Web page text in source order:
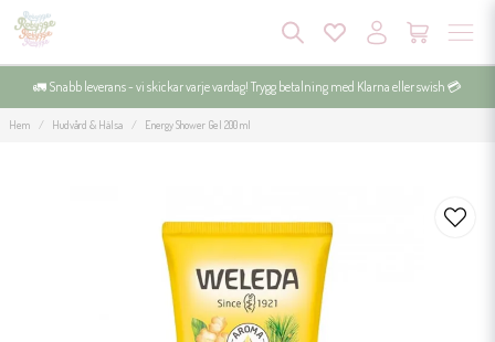
🚛 Snabb leverans - vi skickar varje vardag! Trygg betalning med Klarna eller swish 💳
Hem Hudvård & Hälsa Energy Shower Gel 200 ml